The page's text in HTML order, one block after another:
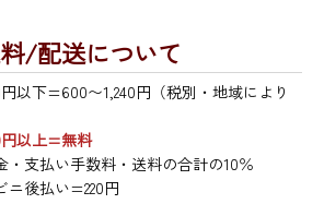
/配送について
以下=600〜1,240円（税別・地域により
以上=無料
・支払い手数料・送料の合計の10％
後払い=220円